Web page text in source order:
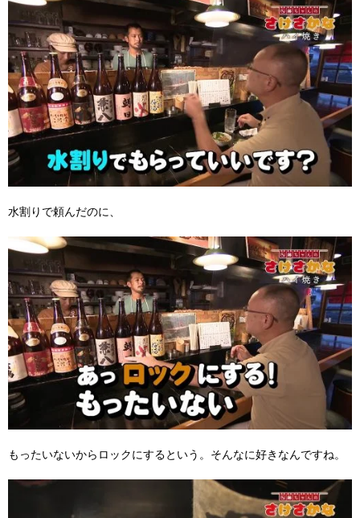
水割りで頼んだのに、
もったいないからロックにするという。そんなに好きなんですね。